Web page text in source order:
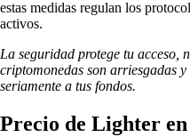
estas medidas regulan los
activos.
La seguridad protege tu acceso,
criptomonedas son arriesgadas
seriamente a tus fondos.
Precio de Lighter